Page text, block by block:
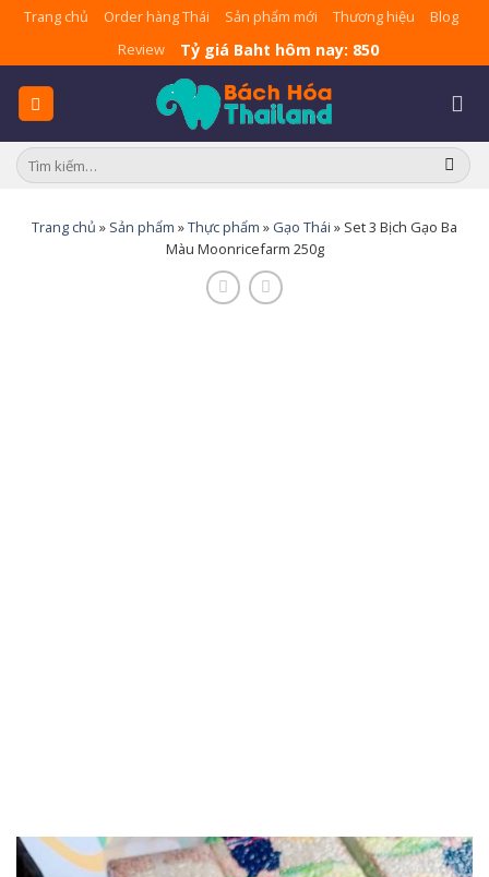
Skip
content
Trang chủ Order hàng Thái Sản phẩm mới Thương hiệu
Blog
Review
Tỷ giá Baht hôm nay: 850
Tìm
kiếm:
Trang chủ » Sản phẩm »Thực phẩm » Gạo Thái » Set 3 Bịch Gạo Ba
Màu Moonricefarm 250g